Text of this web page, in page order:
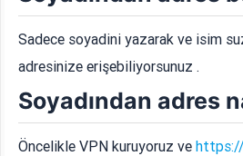
Sadece soyadini yazarak ve isim
adresinize erişebiliyorsunuz .
Soyadından adres
Öncelikle VPN kuruyoruz ve